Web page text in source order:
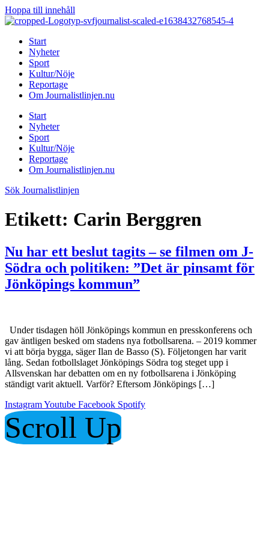
Hoppa till innehåll
Start
Nyheter
Sport
Kultur/Nöje
Reportage
Om Journalistlinjen.nu
Start
Nyheter
Sport
Kultur/Nöje
Reportage
Om Journalistlinjen.nu
Sök Journalistlinjen
Etikett: Carin Berggren
Nu har ett beslut tagits – se filmen om J-
Södra och politiken: ”Det är pinsamt för
Jönköpings kommun”
Under tisdagen höll Jönköpings kommun en presskonferens och
gav äntligen besked om stadens nya fotbollsarena. – 2019 kommer
vi att börja bygga, säger Ilan de Basso (S). Följetongen har varit
lång. Sedan fotbollslaget Jönköpings Södra tog steget upp i
Allsvenskan har debatten om en ny fotbollsarena i Jönköping
ständigt varit aktuell. Varför? Eftersom Jönköpings […]
InstagramYoutube Facebook Spotify
Scroll Up